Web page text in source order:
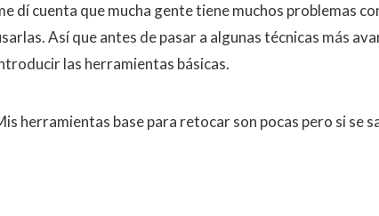
dí cuenta que mucha gente tiene muchos problemas
Así que antes de pasar a algunas técnicas más
las herramientas básicas.
herramientas base para retocar son pocas pero si se